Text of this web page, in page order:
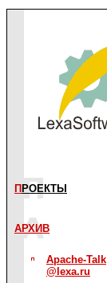
П РОЕКТЫ
АРХИВ
Apache-Talk
@lexa.ru